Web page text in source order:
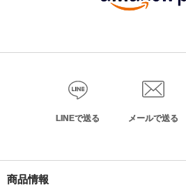
LINEで送る メールで送る
商品情報